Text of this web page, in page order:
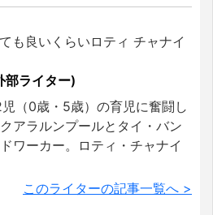
も良いくらいロティ チャナイ
ライター)
（0歳・5歳）の育児に奮闘し
アラルンプールとタイ・バン
ワーカー。ロティ・チャナイ
このライターの記事一覧へ >